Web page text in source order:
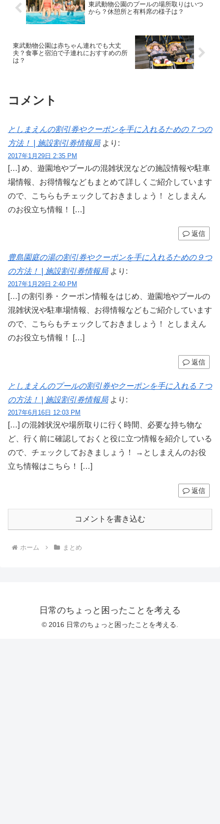
東武動物公園のプールの場所取りはいつ
から？休憩所と有料席の様子は？
東武動物公園は赤ちゃん連れでも大丈
夫？食事と宿泊で子連れにおすすめの所
は？
コメント
としまえんの割引券やクーポンを手に入れるための７つの
方法！ | 施設割引券情報局 より:
2017年1月29日 2:35 PM
[…] め、遊園地やプールの混雑状況などの施設情報や駐車
場情報、お得情報などもまとめて詳しくご紹介しています
ので、こちらもチェックしておきましょう！ としまえん
のお役立ち情報！ […]
返信
豊島園庭の湯の割引券やクーポンを手に入れるための９つ
の方法！ | 施設割引券情報局 より:
2017年1月29日 2:40 PM
[…] の割引券・クーポン情報をはじめ、遊園地やプールの
混雑状況や駐車場情報、お得情報などもご紹介しています
ので、こちらもチェックしておきましょう！ としまえん
のお役立ち情報！ […]
返信
としまえんのプールの割引券やクーポンを手に入れる７つ
の方法！ | 施設割引券情報局 より:
2017年6月16日 12:03 PM
[…] の混雑状況や場所取りに行く時間、必要な持ち物な
ど、行く前に確認しておくと役に立つ情報を紹介している
ので、チェックしておきましょう！ →としまえんのお役
立ち情報はこちら！ […]
返信
コメントを書き込む
ホーム まとめ
日常のちょっと困ったことを考える
© 2016 日常のちょっと困ったことを考える.